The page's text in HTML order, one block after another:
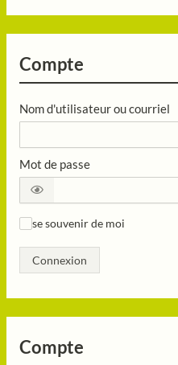
Compte
Nom d'utilisateur ou courriel
Mot de passe
se souvenir de moi
Connexion
Compte